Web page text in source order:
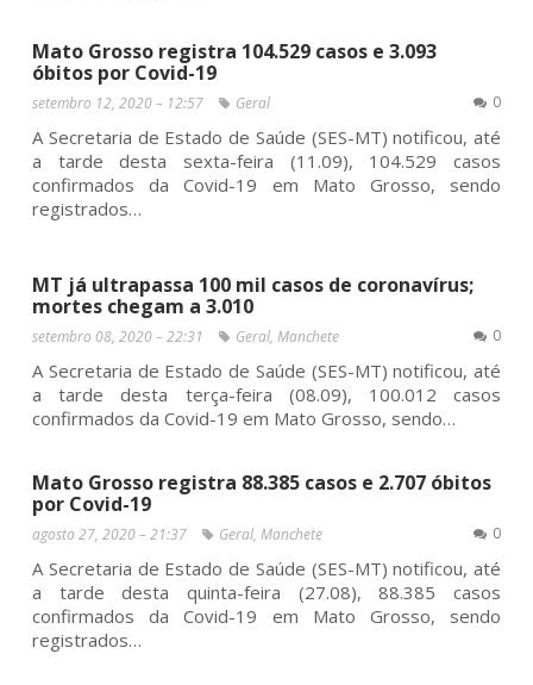
Mato Grosso registra 104.529 casos e 3.093
óbitos por Covid-19
setembro 12, 2020 – 12:57 Geral 0
A Secretaria de Estado de Saúde (SES-MT) notificou, até
a tarde desta sexta-feira (11.09), 104.529 casos
confirmados da Covid-19 em Mato Grosso, sendo
registrados…
MT já ultrapassa 100 mil casos de coronavírus;
mortes chegam a 3.010
setembro 08, 2020 – 22:31 Geral, Manchete 0
A Secretaria de Estado de Saúde (SES-MT) notificou, até
a tarde desta terça-feira (08.09), 100.012 casos
confirmados da Covid-19 em Mato Grosso, sendo…
Mato Grosso registra 88.385 casos e 2.707 óbitos
por Covid-19
agosto 27, 2020 – 21:37 Geral, Manchete 0
A Secretaria de Estado de Saúde (SES-MT) notificou, até
a tarde desta quinta-feira (27.08), 88.385 casos
confirmados da Covid-19 em Mato Grosso, sendo
registrados…